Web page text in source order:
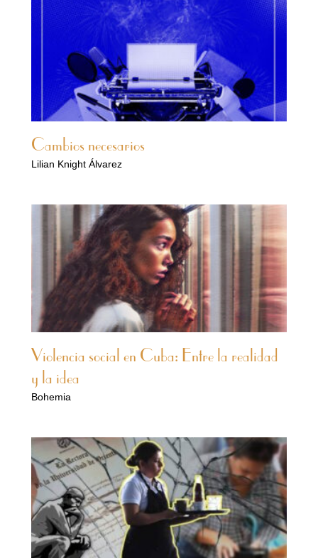
Cambios necesarios
Lilian Knight Álvarez
Violencia social en Cuba: Entre la realidad
y la idea
Bohemia